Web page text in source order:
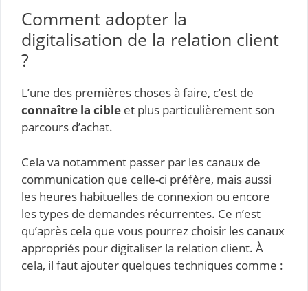
Comment adopter la
digitalisation de la relation client
?
L’une des premières choses à faire, c’est de
connaître la cible et plus particulièrement son
parcours d’achat.
Cela va notamment passer par les canaux de
communication que celle-ci préfère, mais aussi
les heures habituelles de connexion ou encore
les types de demandes récurrentes. Ce n’est
qu’après cela que vous pourrez choisir les canaux
appropriés pour digitaliser la relation client. À
cela, il faut ajouter quelques techniques comme :